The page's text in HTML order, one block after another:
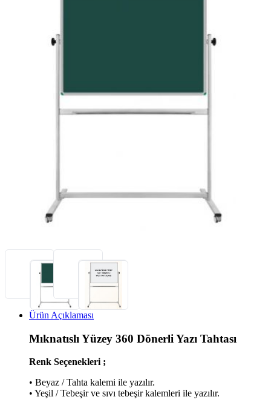
Ürün Açıklaması
Mıknatıslı Yüzey 360 Dönerli Yazı Tahtası
Renk Seçenekleri ;
• Beyaz / Tahta kalemi ile yazılır.
• Yeşil / Tebeşir ve sıvı tebeşir kalemleri ile yazılır.